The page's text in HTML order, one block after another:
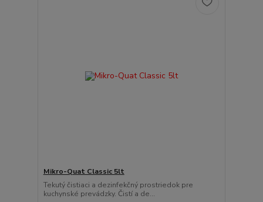
Mikro-Quat Classic 5lt
Tekutý čistiaci a dezinfekčný prostriedok pre
kuchynské prevádzky. Čistí a de...